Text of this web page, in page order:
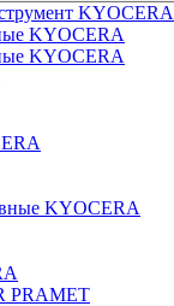
KYOCERA
KYOCERA
KYOCERA
PRAMET